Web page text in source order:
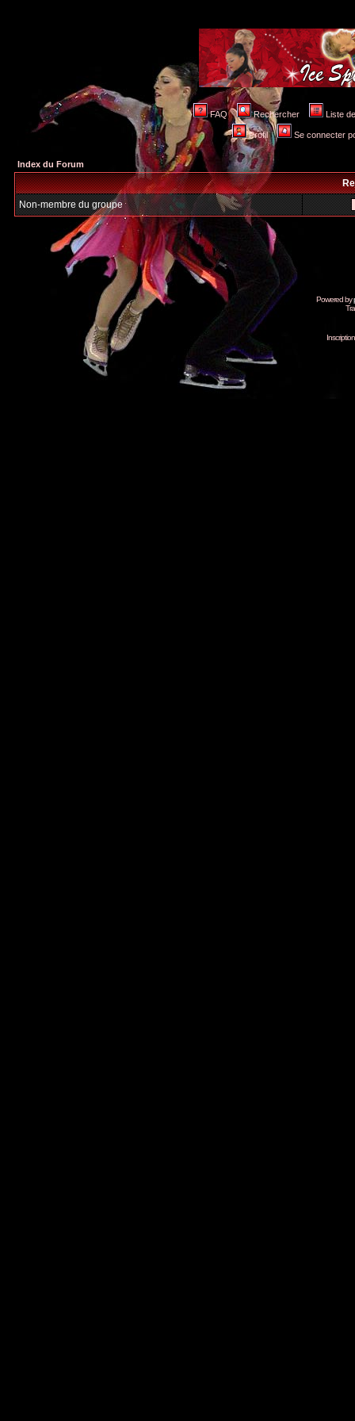
FAQ Rechercher Liste
Profil Se connecter
Index du Forum
Non-membre du groupe
Powered by